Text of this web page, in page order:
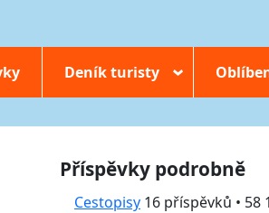
Deník turisty ›
Příspěvky podrobně
Cestopisy 16 příspěvků • 58